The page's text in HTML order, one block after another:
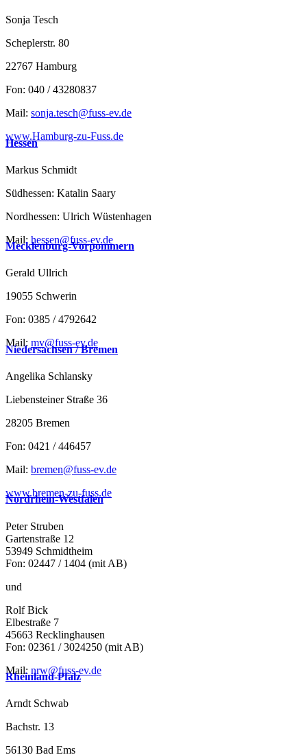
Sonja Tesch
Scheplerstr. 80
22767 Hamburg
Fon: 040 / 43280837
Mail: sonja.tesch@fuss-ev.de
www.Hamburg-zu-Fuss.de
Hessen
Markus Schmidt
Südhessen: Katalin Saary
Nordhessen: Ulrich Wüstenhagen
Mail: hessen@fuss-ev.de
Mecklenburg-Vorpommern
Gerald Ullrich
19055 Schwerin
Fon: 0385 / 4792642
Mail: mv@fuss-ev.de
Niedersachsen / Bremen
Angelika Schlansky
Liebensteiner Straße 36
28205 Bremen
Fon: 0421 / 446457
Mail: bremen@fuss-ev.de
www.bremen-zu-fuss.de
Nordrhein-Westfalen
Peter Struben
Gartenstraße 12
53949 Schmidtheim
Fon: 02447 / 1404 (mit AB)
und
Rolf Bick
Elbestraße 7
45663 Recklinghausen
Fon: 02361 / 3024250 (mit AB)
Mail: nrw@fuss-ev.de
Rheinland-Pfalz
Arndt Schwab
Bachstr. 13
56130 Bad Ems